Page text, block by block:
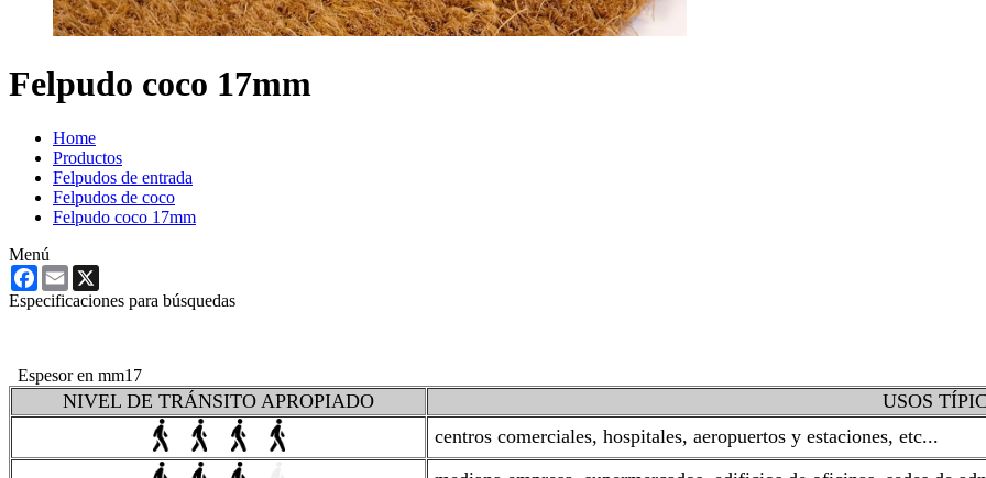
Felpudo coco 17mm
Home
Productos
Felpudos de entrada
Felpudos de coco
Felpudo coco 17mm
Menú
Facebook
Email
Especificaciones para búsquedas
Espesor en mm17
NIVEL DE TRÁNSITO APROPIADO
USOS
centros comerciales, hospitales, aeropuertos y estaciones, etc...